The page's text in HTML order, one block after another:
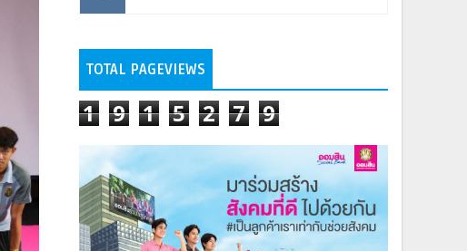
TOTAL PAGEVIEWS
1 9 1 5 2 7 9